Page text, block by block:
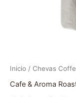
Inicio / Chevas
Cafe & Aroma